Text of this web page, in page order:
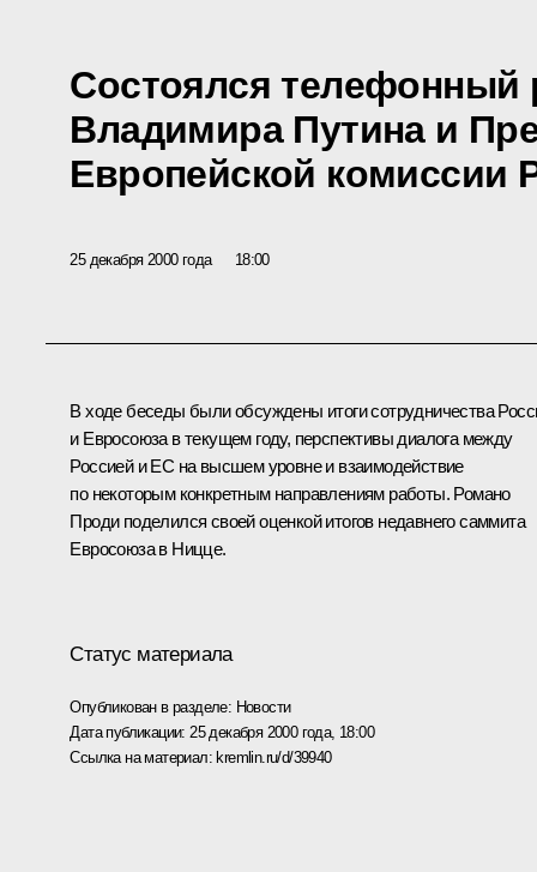
Состоялся телефонный
Владимира Путина и
Европейской комиссии
25 декабря 2000 года 18:00
В ходе беседы были обсуждены итоги сотрудничества
и Евросоюза в текущем году, перспективы диалога между
Россией и ЕС на высшем уровне и взаимодействие
по некоторым конкретным направлениям работы. Романо
Проди поделился своей оценкой итогов недавнего саммита
Евросоюза в Ницце.
Статус материала
Опубликован в разделе: Новости
Дата публикации: 25 декабря 2000 года, 18:00
Ссылка на материал:kremlin.ru/d/39940